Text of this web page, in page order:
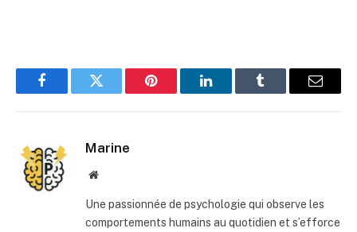
FacebookTwitter Pinterest LinkedInTumblr
E-
Marine
Site
Une passionnée de psychologie qui observe les
comportements humains au quotidien et s’efforce